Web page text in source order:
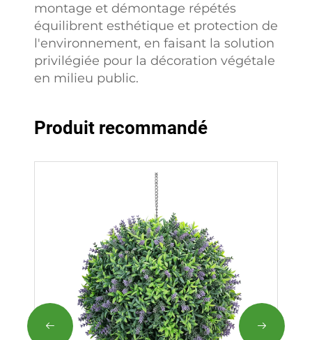
montage et démontage répétés
équilibrent esthétique et protection de
l'environnement, en faisant la solution
privilégiée pour la décoration végétale
en milieu public.
Produit recommandé